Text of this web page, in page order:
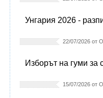
Унгария 2026 -
22/07/2026 от
Изборът на гуми за
15/07/2026 от